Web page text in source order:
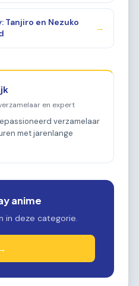
Tanjiro en Nezuko
→
en expert
verzamelaar
met jarenlange
anime
in deze categorie.